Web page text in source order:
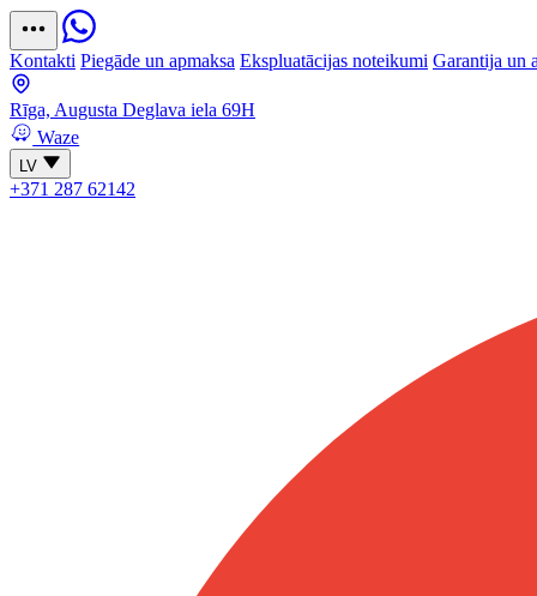
Kontakti Piegāde un apmaksa Ekspluatācijas noteikumi Garantija un
Rīga, Augusta Deglava iela 69H
Waze
LV
+371 287 62142